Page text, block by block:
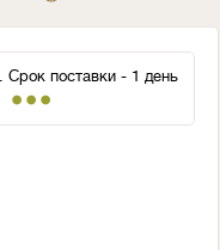
Срок поставки - 1 день